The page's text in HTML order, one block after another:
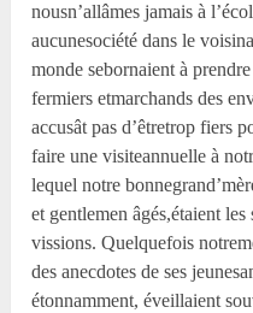
nousn’allâmes jamais à
aucunesociété dans le
monde sebornaient à
fermiers etmarchands des
accusât pas d’êtretrop fiers
faire une visiteannuelle à
lequel notre
et gentlemen âgés,étaient
vissions. Quelquefois
des anecdotes de ses
étonnamment, éveillaient